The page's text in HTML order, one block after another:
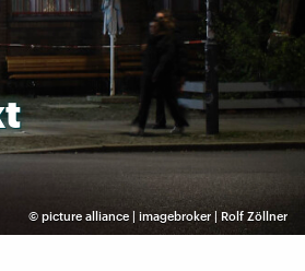
© picture alliance | imagebroker | Rolf Zöllner